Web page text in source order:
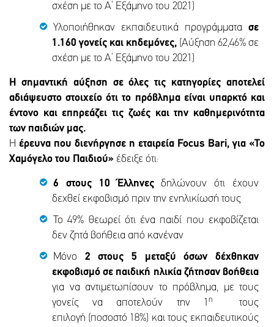
σχέση με το Α’ Εξάμηνο του 2021)
Υλοποιήθηκαν εκπαιδευτικά προγράμματα σε
1.160 γονείς και κηδεμόνες, (Αύξηση 62,46% σε
σχέση με το Α’ Εξάμηνο του 2021)
Η σημαντική αύξηση σε όλες τις κατηγορίες αποτελεί
αδιάψευστο στοιχείο ότι το πρόβλημα είναι υπαρκτό και
έντονο και επηρεάζει τις ζωές και την καθημερινότητα
των παιδιών μας.
Η έρευνα που διενήργησε η εταιρεία Focus Bari, για «Το
Χαμόγελο του Παιδιού» έδειξε ότι:
6 στους 10 Έλληνεςδηλώνουν ότι έχουν
δεχθεί εκφοβισμό πριν την ενηλικίωσή τους
Το 49% θεωρεί ότι ένα παιδί που εκφοβίζεται
δεν ζητά βοήθεια από κανέναν
Μόνο 2 στους 5 μεταξύ όσων δέχθηκαν
εκφοβισμό σε παιδική ηλικία ζήτησαν βοήθεια
για να αντιμετωπίσουν το πρόβλημα, με τους
γονείς να αποτελούν την 1 η
τους
επιλογή (ποσοστό 18%) και τους εκπαιδευτικούς